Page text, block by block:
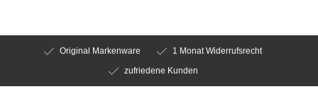
Original Markenware
1 Monat Widerrufsrecht
zufriedene Kunden